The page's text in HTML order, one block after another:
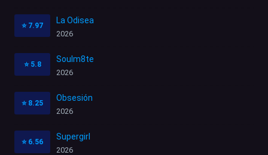
⭐ 7.97
La Odisea
2026
⭐ 5.8
Soulm8te
2026
⭐ 8.25
Obsesión
2026
⭐ 6.56
Supergirl
2026